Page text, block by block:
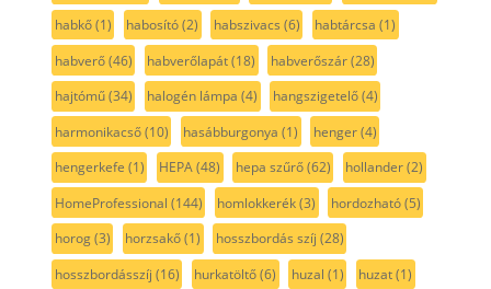
habkő(1) habosító(2) habszivacs (6) habtárcsa (1)
habverő(46) habverőlapát(18) habverőszár(28)
hajtómű(34) halogén lámpa (4) hangszigetelő(4)
harmonikacső(10) hasábburgonya (1) henger(4)
hengerkefe (1) HEPA(48) hepa szűrő(62) hollander(2)
HomeProfessional (144) homlokkerék(3) hordozható(5)
horog(3) horzsakő(1) hosszbordás szíj (28)
hosszbordásszíj (16) hurkatöltő(6) huzal (1) huzat(1)